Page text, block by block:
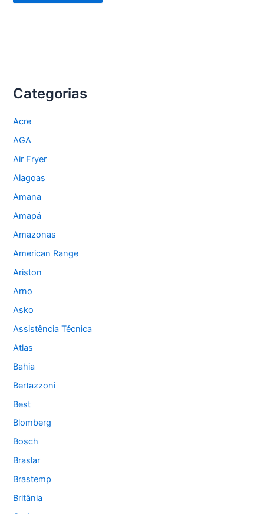
Categorias
Acre
AGA
Air Fryer
Alagoas
Amana
Amapá
Amazonas
American Range
Ariston
Arno
Asko
Assistência Técnica
Atlas
Bahia
Bertazzoni
Best
Blomberg
Bosch
Braslar
Brastemp
Britânia